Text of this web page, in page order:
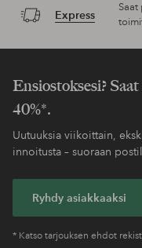
Express
Ensiostoksesi?
40%*.
Uutuuksia viikoittain,
innoitusta – suoraan
Ryhdy asiakkaaksi
* Katso tarjouksen ehdot